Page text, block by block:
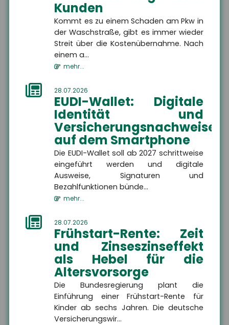
Kunden
Kommt es zu einem Schaden am Pkw in
der Waschstraße, gibt es immer wieder
Streit über die Kostenübernahme. Nach
einem a...
mehr...
28.07.2026
EUDI-Wallet: Digitale
Identität und
Versicherungsnachweise
auf dem Smartphone
Die EUDI-Wallet soll ab 2027 schrittweise
eingeführt werden und digitale
Ausweise, Signaturen und
Bezahlfunktionen bünde...
mehr...
28.07.2026
Frühstart-Rente: Zeit
und Zinseszinseffekt
als Hebel für die
Altersvorsorge
Die Bundesregierung plant die
Einführung einer Frühstart-Rente für
Kinder ab sechs Jahren. Die deutsche
Versicherungswir...
+49 3671 6743-0
+49 3671 6743-22
info@hsh24.de
Kontakt
Firma
Name
Straße, Hausnummer